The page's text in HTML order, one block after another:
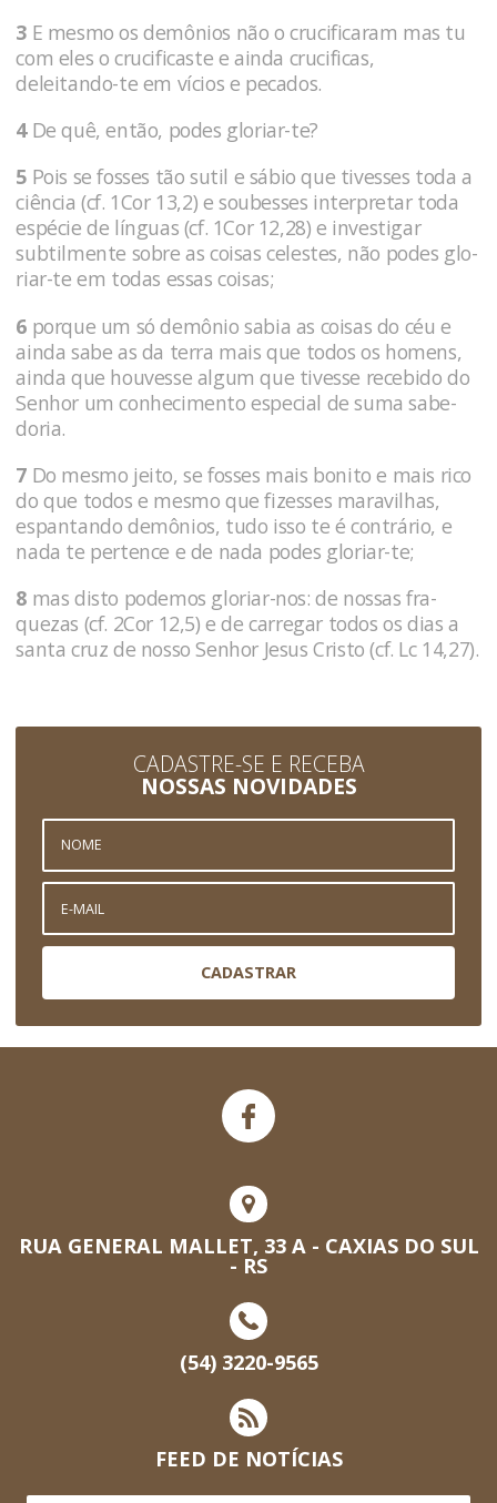
3 E mesmo os demônios não o crucifi­caram mas tu
com eles o crucificaste e ainda crucificas,
deleitando-te em vícios e pecados.
4De quê, então, podes gloriar-te?
5 Pois se fosses tão sutil e sábio que ti­vesses toda a
ciência (cf. 1Cor 13,2) e soubesses interpretar toda
espécie de lín­guas (cf. 1Cor 12,28) e investigar
subtilmente sobre as coi­sas celestes, não podes glo­
riar-te em todas essas coisas;
6 porque um só demônio sabia as coi­sas do céu e
ainda sabe as da terra mais que to­dos os homens,
ainda que hou­vesse algum que tivesse recebido do
Senhor um conheci­mento especial de suma sabe­
doria.
7 Do mesmo jeito, se fosses mais bonito e mais rico
do que todos e mesmo que fizesses maravilhas,
espantando demônios, tudo isso te é contrá­rio, e
nada te pertence e de nada podes gloriar-te;
8 mas disto podemos gloriar-nos: de nossas fra­
quezas (cf. 2Cor 12,5) e de carregar todos os dias a
santa cruz de nosso Senhor Jesus Cristo (cf. Lc 14,27).
CADASTRE-SE E RECEBA
NOSSAS NOVIDADES
CADASTRAR
RUA GENERAL MALLET, 33 A - CAXIAS DO SUL
- RS
(54) 3220-9565
FEED DE NOTÍCIAS